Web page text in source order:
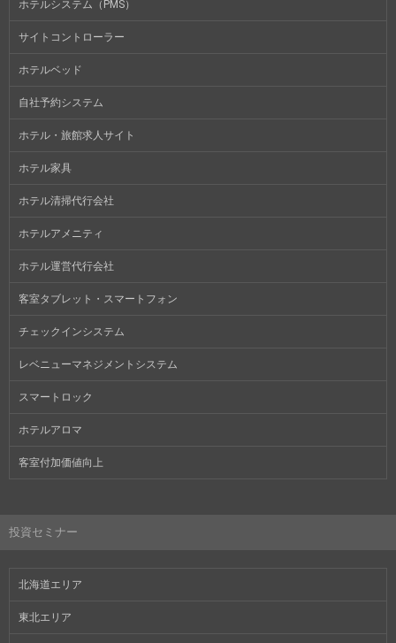
ホテルシステム（PMS）
サイトコントローラー
ホテルベッド
自社予約システム
ホテル・旅館求人サイト
ホテル家具
ホテル清掃代行会社
ホテルアメニティ
ホテル運営代行会社
客室タブレット・スマートフォン
チェックインシステム
レベニューマネジメントシステム
スマートロック
ホテルアロマ
客室付加価値向上
投資セミナー
北海道エリア
東北エリア